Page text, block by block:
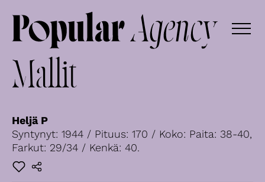
Mallit
Heljä P
Syntynyt: 1944 / Pituus: 170 / Koko: Paita: 38-40,
Farkut: 29/34 / Kenkä: 40.